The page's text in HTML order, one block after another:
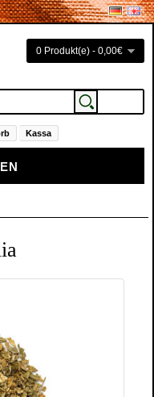
0 Produkt(e) - 0,00€
Kassa